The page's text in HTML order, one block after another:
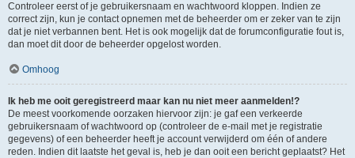
Controleer eerst of je gebruikersnaam en wachtwoord kloppen. Indien ze
correct zijn, kun je contact opnemen met de beheerder om er zeker van te zijn
dat je niet verbannen bent. Het is ook mogelijk dat de forumconfiguratie fout is,
dan moet dit door de beheerder opgelost worden.
Omhoog
Ik heb me ooit geregistreerd maar kan nu niet meer aanmelden!?
De meest voorkomende oorzaken hiervoor zijn: je gaf een verkeerde
gebruikersnaam of wachtwoord op (controleer de e-mail met je registratie
gegevens) of een beheerder heeft je account verwijderd om één of andere
reden. Indien dit laatste het geval is, heb je dan ooit een bericht geplaatst? Het